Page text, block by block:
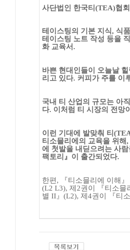
사단법인 한국티 (TEA)협
테이스팅의 기본 지식, 식
테이스팅 노트 작성 등을
화 교육서.
바쁜 현대인들이 오늘날
리고 있다. 커피가 주를 이
국내 티 산업의 규모는 아
다. 이처럼 티 시장의 전망
이런 기대에 발맞춰 티
티소믈리에의 교육을 위해,
에 첫발을 내딛으려는 사
팩토리 』 이 출간되었다.
한편 , 『티소믈리에 이해 』
(L2 L3), 제 2권이 『티소믈
별 II 』 (L2), 제 4권이 『티